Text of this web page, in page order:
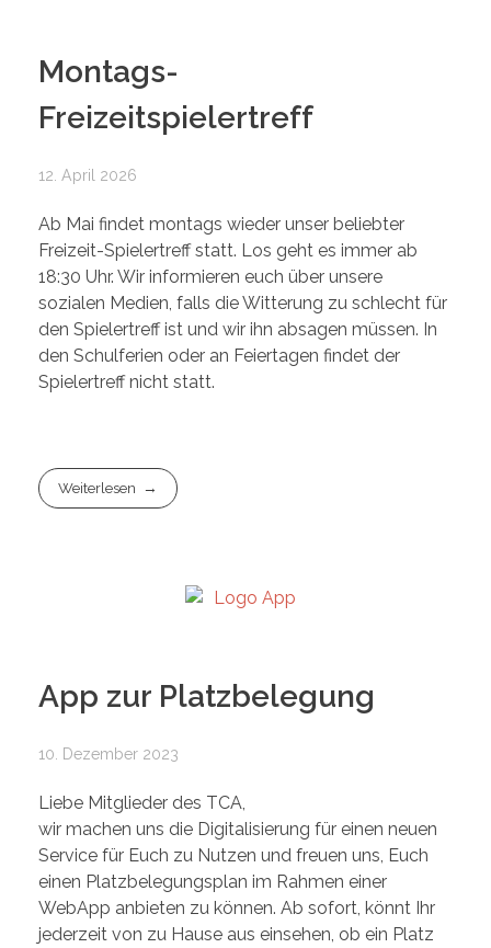
Montags-
Freizeitspielertreff
12. April 2026
Ab Mai findet montags wieder unser beliebter
Freizeit-Spielertreff statt. Los geht es immer ab
18:30 Uhr. Wir informieren euch über unsere
sozialen Medien, falls die Witterung zu schlecht für
den Spielertreff ist und wir ihn absagen müssen. In
den Schulferien oder an Feiertagen findet der
Spielertreff nicht statt.
Weiterlesen
App zur Platzbelegung
10. Dezember 2023
Liebe Mitglieder des TCA,
wir machen uns die Digitalisierung für einen neuen
Service für Euch zu Nutzen und freuen uns, Euch
einen Platzbelegungsplan im Rahmen einer
WebApp anbieten zu können. Ab sofort, könnt Ihr
jederzeit von zu Hause aus einsehen, ob ein Platz